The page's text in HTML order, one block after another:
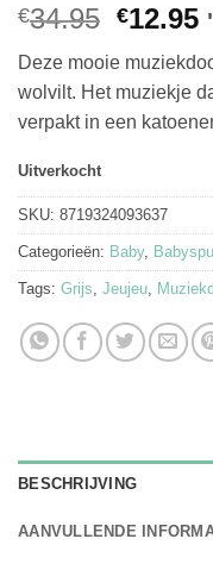
€34.95
prijs
was:
€34.95.
€12.95
Deze mooie
wolvilt. Het muziekje
verpakt in een
Uitverkocht
SKU: 8719324093637
Categorieën: Baby,
Tags: Grijs, Jeujeu,
BESCHRIJVING
AANVULLENDE